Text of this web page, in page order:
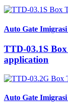
Auto Gate
TTD-03.1S
application
Auto Gate